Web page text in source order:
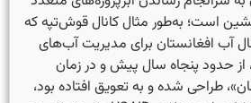
است؛ به‌طور مثال کانال قوش‌تپه که
آب افغانستان برای مدیریت آب‌های
حدود پنجاه سال پیش و در زمان
طراحی شده و به تعویق افتاده بود،